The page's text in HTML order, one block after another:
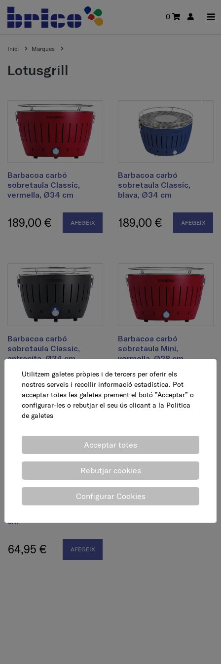
0
Inici Marques
lotusgrill
Barbacoa carbó
sobretaula Classic,
vermella, Ø34 cm
189,00 € AFEGEIX
Barbacoa carbó
sobretaula Classic,
blava, Ø34 cm
189,00 € AFEGEIX
Barbacoa carbó
sobretaula Classic,
antracita, Ø34 cm
189,00 € AFEGEIX
Barbacoa carbó
sobretaula Mini,
vermella, Ø28 cm
138,95 € AFEGEIX
Tapa vidre barbacoa
cm
64,95 € AFEGEIX
Utilitzem galetes pròpies i de tercers per oferir els
nostres serveis i recollir informació estadística. Pot
acceptar totes les galetes prement el botó ”Acceptar” o
configurar-les o rebutjar el seu ús clicant a la Política
de galetes
Acceptar totes
Rebutjar cookies
Configurar Cookies